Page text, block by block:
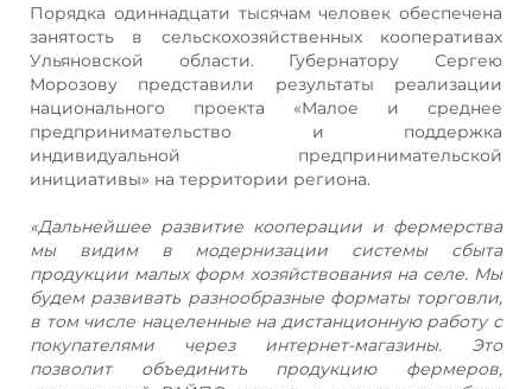
Порядка одиннадцати тысячам человек обеспечена
занятость в сельскохозяйственных кооперативах
Ульяновской области. Губернатору Сергею
Морозову представили результаты реализации
национального проекта «Малое и среднее
предпринимательство и поддержка
индивидуальной предпринимательской
инициативы» на территории региона.
«Дальнейшее развитие кооперации и фермерства
мы видим в модернизации системы сбыта
продукции малых форм хозяйствования на селе. Мы
будем развивать разнообразные форматы торговли,
в том числе нацеленные на дистанционную работу с
покупателями через интернет-магазины. Это
позволит объединить продукцию фермеров,